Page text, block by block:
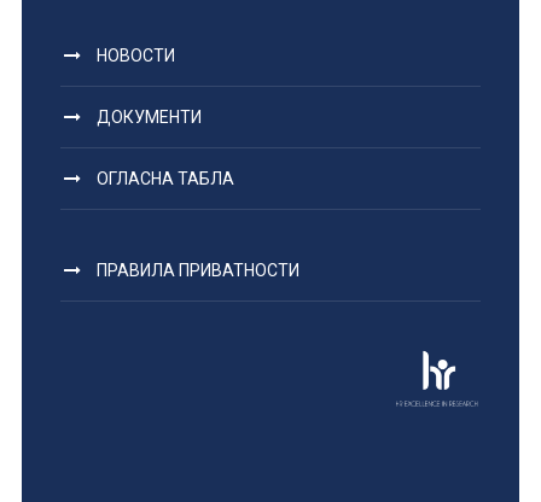
НОВОСТИ
ДОКУМЕНТИ
ОГЛАСНА ТАБЛА
ПРАВИЛА ПРИВАТНОСТИ